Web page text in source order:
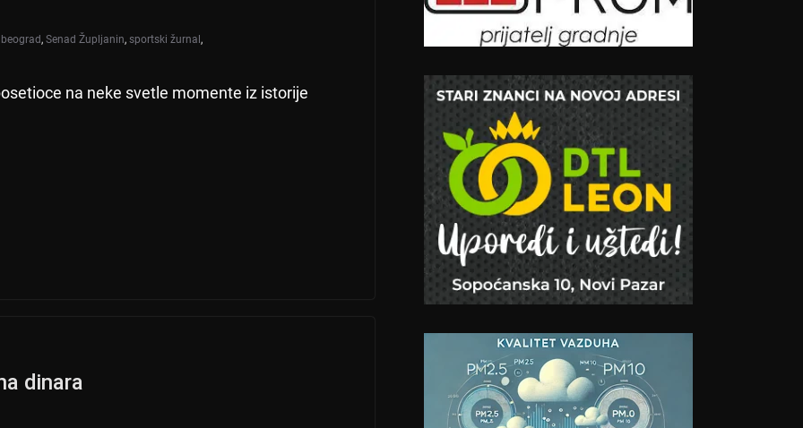
, Senad Župljanin, sportski žurnal ,
na neke svetle momente iz istorije
dinara